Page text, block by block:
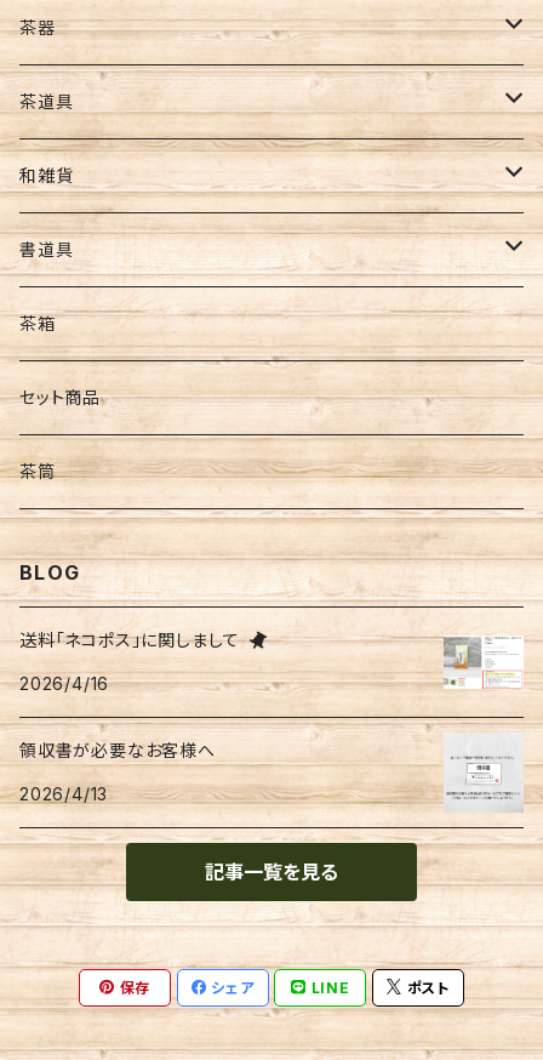
玄米茶
バイオ茶
カカオティー
ギフトセット
8切サイズ
その他
ギフト
お茶ギフト
海苔ギフト
お茶･海苔ギフト
茶器
急須
水出し用ボトル
フィルターインボトル
カークボトル
コースター
茶道具
懐紙
和雑貨
ポーチ・財布
扇子・うちわ
和紙
文具
金封
書道具
筆
墨
茶箱
セット商品
茶筒
BLOG
送料「ネコポス」に関しまして
2026/4/16
領収書が必要なお客様へ
2026/4/13
記事一覧を見る
保存 シェア LINE ポスト